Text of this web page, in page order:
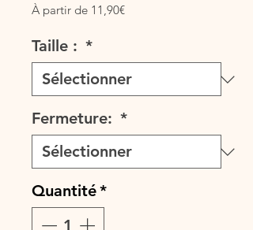
À partir de 11,90€Prix
Taille : *
Fermeture: *
Quantité*